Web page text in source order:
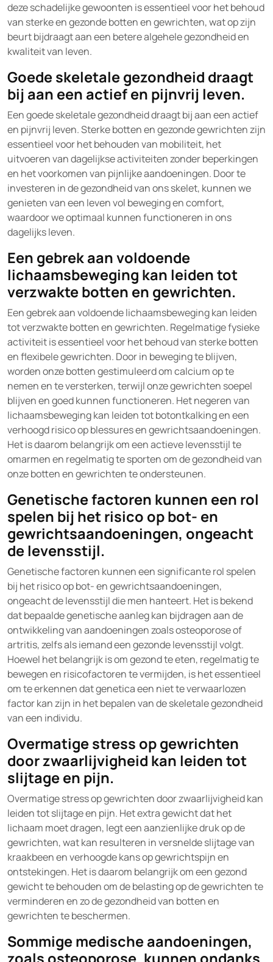
deze schadelijke gewoonten is essentieel voor het behoud
van sterke en gezonde botten en gewrichten, wat op zijn
beurt bijdraagt aan een betere algehele gezondheid en
kwaliteit van leven.
Goede skeletale gezondheid draagt
bij aan een actief en pijnvrij leven.
Een goede skeletale gezondheid draagt bij aan een actief
en pijnvrij leven. Sterke botten en gezonde gewrichten zijn
essentieel voor het behouden van mobiliteit, het
uitvoeren van dagelijkse activiteiten zonder beperkingen
en het voorkomen van pijnlijke aandoeningen. Door te
investeren in de gezondheid van ons skelet, kunnen we
genieten van een leven vol beweging en comfort,
waardoor we optimaal kunnen functioneren in ons
dagelijks leven.
Een gebrek aan voldoende
lichaamsbeweging kan leiden tot
verzwakte botten en gewrichten.
Een gebrek aan voldoende lichaamsbeweging kan leiden
tot verzwakte botten en gewrichten. Regelmatige fysieke
activiteit is essentieel voor het behoud van sterke botten
en flexibele gewrichten. Door in beweging te blijven,
worden onze botten gestimuleerd om calcium op te
nemen en te versterken, terwijl onze gewrichten soepel
blijven en goed kunnen functioneren. Het negeren van
lichaamsbeweging kan leiden tot botontkalking en een
verhoogd risico op blessures en gewrichtsaandoeningen.
Het is daarom belangrijk om een actieve levensstijl te
omarmen en regelmatig te sporten om de gezondheid van
onze botten en gewrichten te ondersteunen.
Genetische factoren kunnen een rol
spelen bij het risico op bot- en
gewrichtsaandoeningen, ongeacht
de levensstijl.
Genetische factoren kunnen een significante rol spelen
bij het risico op bot- en gewrichtsaandoeningen,
ongeacht de levensstijl die men hanteert. Het is bekend
dat bepaalde genetische aanleg kan bijdragen aan de
ontwikkeling van aandoeningen zoals osteoporose of
artritis, zelfs als iemand een gezonde levensstijl volgt.
Hoewel het belangrijk is om gezond te eten, regelmatig te
bewegen en risicofactoren te vermijden, is het essentieel
om te erkennen dat genetica een niet te verwaarlozen
factor kan zijn in het bepalen van de skeletale gezondheid
van een individu.
Overmatige stress op gewrichten
door zwaarlijvigheid kan leiden tot
slijtage en pijn.
Overmatige stress op gewrichten door zwaarlijvigheid kan
leiden tot slijtage en pijn. Het extra gewicht dat het
lichaam moet dragen, legt een aanzienlijke druk op de
gewrichten, wat kan resulteren in versnelde slijtage van
kraakbeen en verhoogde kans op gewrichtspijn en
ontstekingen. Het is daarom belangrijk om een gezond
gewicht te behouden om de belasting op de gewrichten te
verminderen en zo de gezondheid van botten en
gewrichten te beschermen.
Sommige medische aandoeningen,